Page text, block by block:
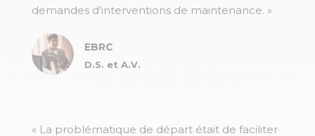
demandes d’interventions de maintenance. »
EBRC
D.S. et A.V.
« La problématique de départ était de faciliter